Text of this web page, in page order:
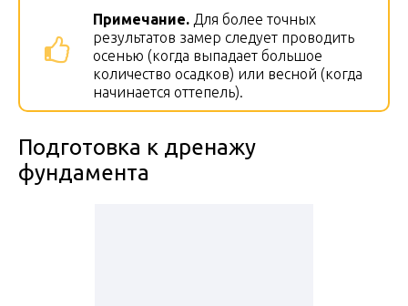
Примечание. Для более точных
результатов замер следует проводить
осенью (когда выпадает большое
количество осадков) или весной (когда
начинается оттепель).
Подготовка к дренажу
фундамента